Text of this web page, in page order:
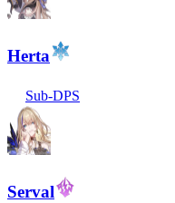
Herta
Sub-DPS
Serval